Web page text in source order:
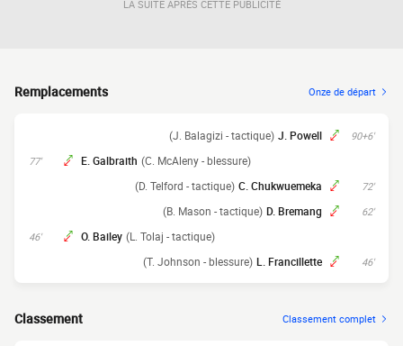
LA SUITE APRÈS CETTE PUBLICITÉ
Remplacements Onze de départ
90+6'
J. Powell
(J. Balagizi - tactique)
77' E. Galbraith (C. McAleny - blessure)
72'
C. Chukwuemeka
(D. Telford - tactique)
62'
D. Bremang
(B. Mason - tactique)
46' O. Bailey (L. Tolaj - tactique)
46'
L. Francillette
(T. Johnson - blessure)
Classement Classement complet